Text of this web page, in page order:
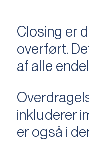
Closing er
overført.
af alle
inkluderer
er også i